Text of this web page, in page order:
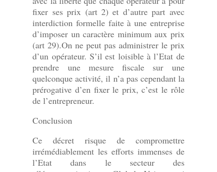
fixer ses prix (art 2) et d’autre part avec
interdiction formelle faite à une entreprise
d’imposer un caractère minimum aux prix
(art 29).On ne peut pas administrer le prix
d’un opérateur. S’il est loisible à l’Etat de
prendre une mesure fiscale sur une
quelconque activité, il n’a pas cependant la
prérogative d’en fixer le prix, c’est le rôle
de l’entrepreneur.
Conclusion
Ce décret risque de compromettre
irrémédiablement les efforts immenses de
l’Etat dans le secteur des